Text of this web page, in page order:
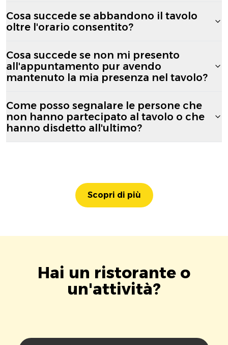
Cosa succede se abbandono il tavolo
oltre l'orario consentito?
Cosa succede se non mi presento
all'appuntamento pur avendo
mantenuto la mia presenza nel tavolo?
Come posso segnalare le persone che
non hanno partecipato al tavolo o che
hanno disdetto all'ultimo?
Scopri di più
Hai un ristorante o
un'attività?